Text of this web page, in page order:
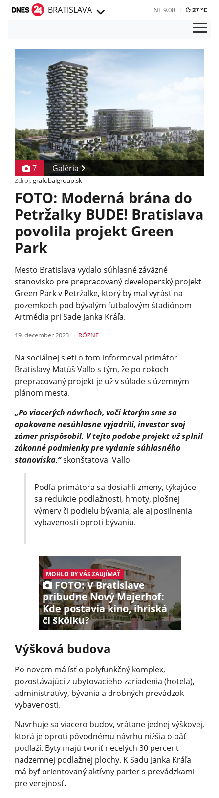
BRATISLAVA NE 9.08 27 °C
7 Galéria
Zdroj:grafobalgroup.sk
FOTO: Moderná brána do
Petržalky BUDE! Bratislava
povolila projekt Green
Park
Mesto Bratislava vydalo súhlasné záväzné
stanovisko pre prepracovaný developerský projekt
Green Park v Petržalke, ktorý by mal vyrásť na
pozemkoch pod bývalým futbalovým štadiónom
Artmédia pri Sade Janka Kráľa.
19. december 2023 RÔZNE
Na sociálnej sieti o tom informoval primátor
Bratislavy Matúš Vallo s tým, že po rokoch
prepracovaný projekt je už v súlade s územným
plánom mesta.
„Po viacerých návrhoch, voči ktorým sme sa
opakovane nesúhlasne vyjadrili, investor svoj
zámer prispôsobil. V tejto podobe projekt už splnil
zákonné podmienky pre vydanie súhlasného
stanoviska,“skonštatoval Vallo.
Podľa primátora sa dosiahli zmeny, týkajúce
sa redukcie podlažnosti, hmoty, plošnej
výmery či podielu bývania, ale aj posilnenia
vybavenosti oproti bývaniu.
MOHLO BY VÁS ZAUJÍMAŤ
FOTO: V Bratislave
pribudne Nový Majerhof:
Kde postavia kino, ihriská
či škôlku?
Výšková budova
Po novom má ísť o polyfunkčný komplex,
pozostávajúci z ubytovacieho zariadenia (hotela),
administratívy, bývania a drobných prevádzok
vybavenosti.
Navrhuje sa viacero budov, vrátane jednej výškovej,
ktorá je oproti pôvodnému návrhu nižšia o päť
podlaží. Byty majú tvoriť necelých 30 percent
nadzemnej podlažnej plochy. K Sadu Janka Kráľa
má byť orientovaný aktívny parter s prevádzkami
pre verejnosť.